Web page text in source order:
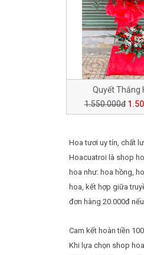
Quyết Thắng
1.550.000đ
Hoa tươi uy tín, chất
Hoacuatroi là shop
hoa như: hoa hồng,
hoa, kết hợp giữa
đơn hàng 20.000đ
Cam kết hoàn tiền
Khi lựa chọn shop